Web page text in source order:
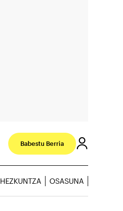
Babestu Berria
HEZKUNTZA OSASUNA